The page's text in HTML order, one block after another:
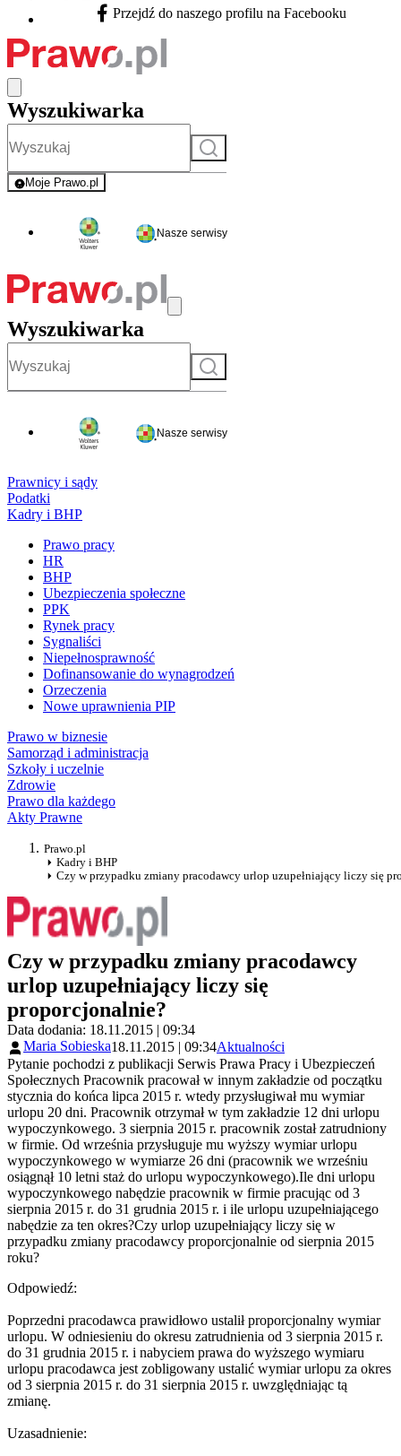
Facebook - otwiera się w nowej karcie
Przejdź do naszego profilu na Facebooku
Wyszukiwarka
Szukaj
Moje Prawo.pl
- rejestracja i logowanie do serwisu
Nasze serwisy
Wyszukiwarka
Szukaj
Nasze serwisy
Prawnicy i sądy
Podatki
Kadry i BHP
Prawo pracy
HR
BHP
Ubezpieczenia społeczne
PPK
Rynek pracy
Sygnaliści
Niepełnosprawność
Dofinansowanie do wynagrodzeń
Orzeczenia
Nowe uprawnienia PIP
Prawo w biznesie
Samorząd i administracja
Szkoły i uczelnie
Zdrowie
Prawo dla każdego
Akty Prawne
Prawo.pl
Kadry i BHP
Czy w przypadku zmiany pracodawcy urlop uzupełniający liczy się
Czy w przypadku zmiany pracodawcy
urlop uzupełniający liczy się
proporcjonalnie?
Data dodania: 18.11.2015 | 09:34
Maria Sobieska18.11.2015 | 09:34Aktualności
Pytanie pochodzi z publikacji Serwis Prawa Pracy i Ubezpieczeń
Społecznych Pracownik pracował w innym zakładzie od początku
stycznia do końca lipca 2015 r. wtedy przysługiwał mu wymiar
urlopu 20 dni. Pracownik otrzymał w tym zakładzie 12 dni urlopu
wypoczynkowego. 3 sierpnia 2015 r. pracownik został zatrudniony
w firmie. Od września przysługuje mu wyższy wymiar urlopu
wypoczynkowego w wymiarze 26 dni (pracownik we wrześniu
osiągnął 10 letni staż do urlopu wypoczynkowego).Ile dni urlopu
wypoczynkowego nabędzie pracownik w firmie pracując od 3
sierpnia 2015 r. do 31 grudnia 2015 r. i ile urlopu uzupełniającego
nabędzie za ten okres?Czy urlop uzupełniający liczy się w
przypadku zmiany pracodawcy proporcjonalnie od sierpnia 2015
roku?
Odpowiedź:
Poprzedni pracodawca prawidłowo ustalił proporcjonalny wymiar
urlopu. W odniesieniu do okresu zatrudnienia od 3 sierpnia 2015 r.
do 31 grudnia 2015 r. i nabyciem prawa do wyższego wymiaru
urlopu pracodawca jest zobligowany ustalić wymiar urlopu za okres
od 3 sierpnia 2015 r. do 31 sierpnia 2015 r. uwzględniając tą
zmianę.
Uzasadnienie: